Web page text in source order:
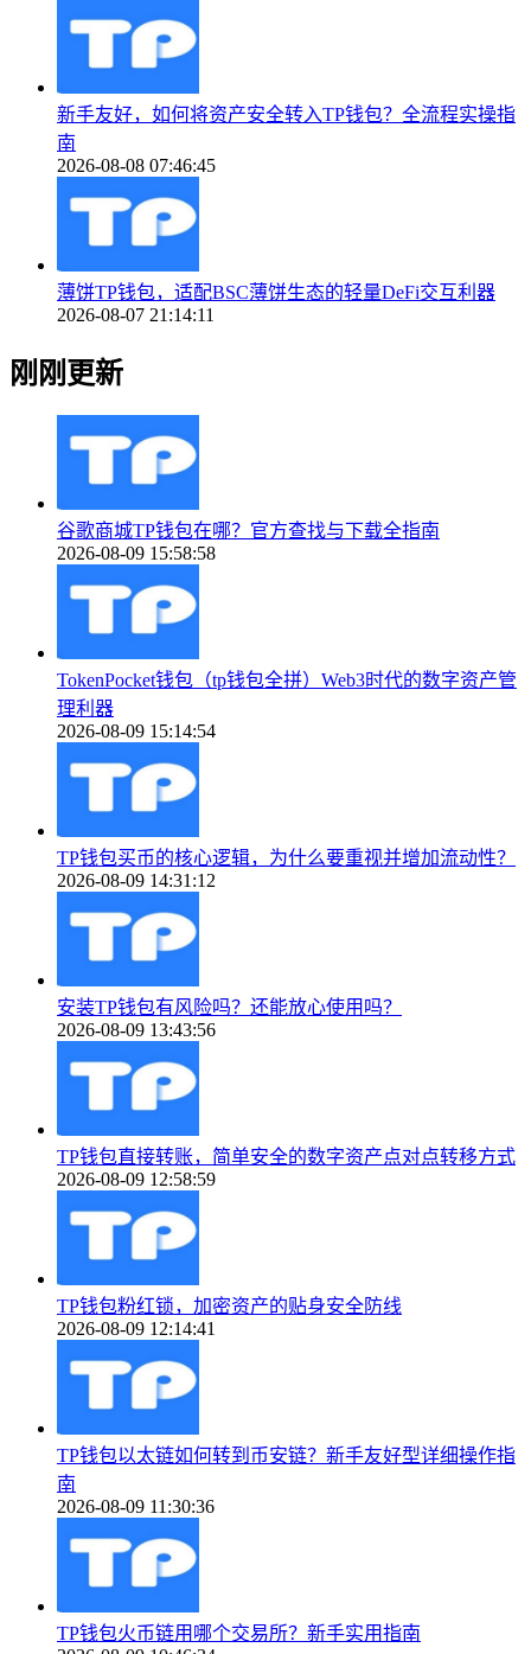
新手友好，如何将资产安全转入TP钱包？全流程实操指
南
2026-08-08 07:46:45
薄饼TP钱包，适配BSC薄饼生态的轻量DeFi交互利器
2026-08-07 21:14:11
刚刚更新
谷歌商城TP钱包在哪？官方查找与下载全指南
2026-08-09 15:58:58
TokenPocket钱包（tp钱包全拼）Web3时代的数字资产管
理利器
2026-08-09 15:14:54
TP钱包买币的核心逻辑，为什么要重视并增加流动性？
2026-08-09 14:31:12
安装TP钱包有风险吗？还能放心使用吗？
2026-08-09 13:43:56
TP钱包直接转账，简单安全的数字资产点对点转移方式
2026-08-09 12:58:59
TP钱包粉红锁，加密资产的贴身安全防线
2026-08-09 12:14:41
TP钱包以太链如何转到币安链？新手友好型详细操作指
南
2026-08-09 11:30:36
TP钱包火币链用哪个交易所？新手实用指南